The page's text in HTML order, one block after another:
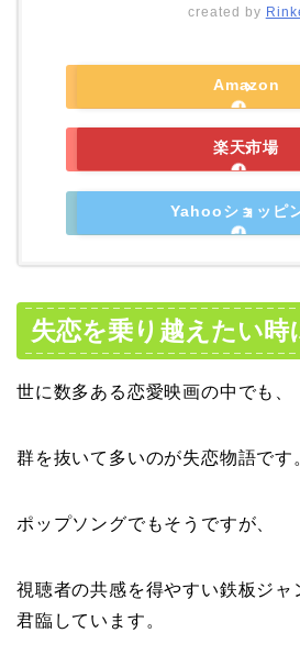
created by
Amazon
楽天市場
Yahooショッピ
失恋を乗り越えたい時
世に数多ある恋愛映画の中でも、
群を抜いて多いのが失恋物語です
ポップソングでもそうですが、
視聴者の共感を得やすい鉄板ジャ
君臨しています。